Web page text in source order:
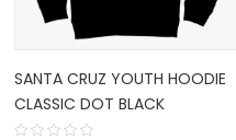
SANTA CRUZ YOUTH HOODIE
CLASSIC DOT BLACK